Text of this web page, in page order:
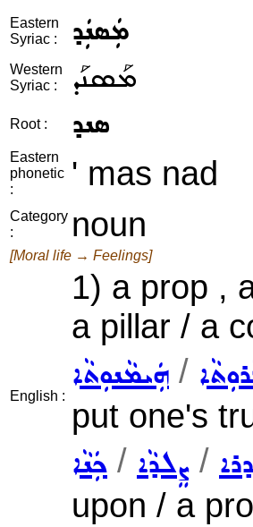
Eastern
Syriac :
ܡܲܣܢܲܕ
Western
Syriac :
ܡܰܣܢܰܕ
Root : ܣܢܕ
Eastern
phonetic
:
' mas nad
Category
:
noun
[Moral life → Feelings]
English :
1) a prop ,
a pillar / a
ܗܲܝܡܵܢܘܼܬܵܐ /
put one's
ܟܲܢܵܐ / ܨܸܠܕܵܐ /
upon / a